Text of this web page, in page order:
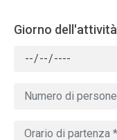
Giorno dell'attività